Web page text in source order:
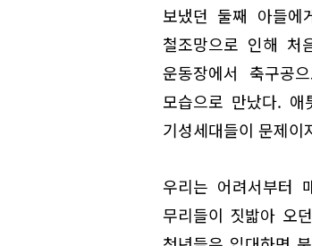
보냈던 둘째 아들에
철조망으로 인해 처
운동장에서 축구공
모습으로 만났다.
기성세대들이 문제
우리는 어려서부터
무리들이 짓밟아 오